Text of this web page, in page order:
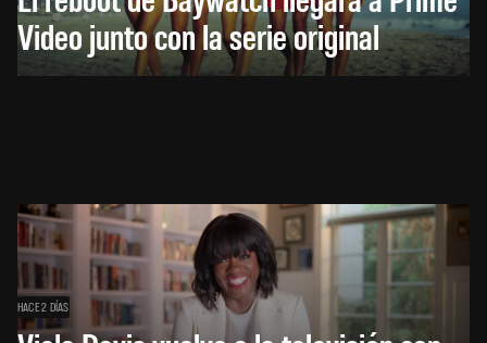
Video junto con la serie original
HACE 2 DÍAS